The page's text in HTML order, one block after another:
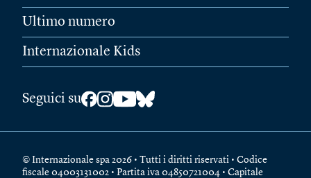
Ultimo numero
Internazionale Kids
Seguici su
© Internazionale spa 2026 • Tutti i diritti riservati • Codice
fiscale 04003131002 • Partita iva 04850721004 • Capitale